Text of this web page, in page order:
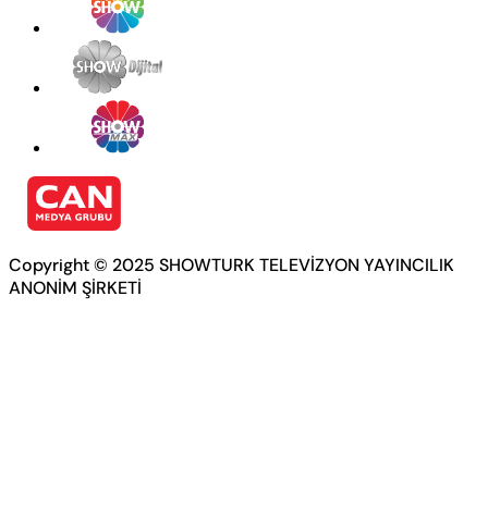
Copyright © 2025 SHOWTURK TELEVİZYON YAYINCILIK
ANONİM ŞİRKETİ